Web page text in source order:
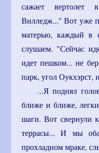
сажает вертолет
Вилледж..." Вот уже
матерью, каждый в
слушаем. "Сейчас
идет пешком... не
парк, угол Оукхэрст,
...Я поднял
ближе и ближе,
шаги. Вот свернули
террасы... И мы
прохладном мраке,